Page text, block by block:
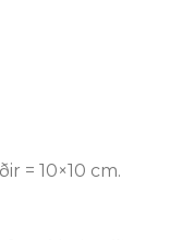
= 10×10 cm.